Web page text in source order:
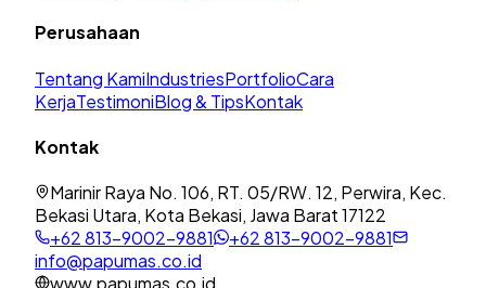
Perusahaan
Tentang KamiIndustriesPortfolioCara
KerjaTestimoniBlog & TipsKontak
Kontak
Marinir Raya No. 106, RT. 05/RW. 12, Perwira, Kec.
Bekasi Utara, Kota Bekasi, Jawa Barat 17122
+62 813-9002-9881
+62 813-9002-9881
info@papumas.co.id
www.papumas.co.id